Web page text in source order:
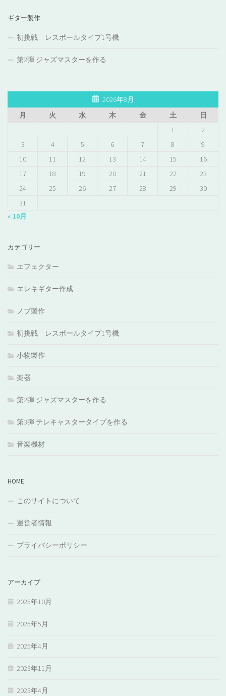
ギター製作
初挑戦 レスポールタイプ1号機
第2弾 ジャズマスターを作る
2026年8月
月
火 水 木 金 土
日
1
2
3
4 5 6 7 8
9
10
11 12 13 14 15
16
17
18 19 20 21 22
23
24
25 26 27 28 29
30
31
« 10月
カテゴリー
エフェクター
エレキギター作成
ノブ製作
初挑戦 レスポールタイプ1号機
小物製作
楽器
第2弾 ジャズマスターを作る
第3弾 テレキャスタータイプを作る
音楽機材
HOME
このサイトについて
運営者情報
プライバシーポリシー
アーカイブ
2025年10月
2025年5月
2025年4月
2023年11月
2023年4月